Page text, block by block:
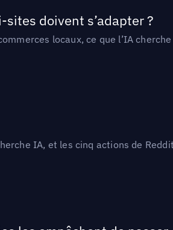
doivent s’adapter ?
locaux, ce que l’IA
IA, et les cinq actions de